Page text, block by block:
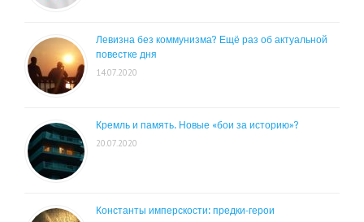
Левизна без коммунизма? Ещё раз об актуальной
повестке дня
14.07.2020
Кремль и память. Новые «бои за историю»?
20.07.2020
Константы имперскости: предки-герои